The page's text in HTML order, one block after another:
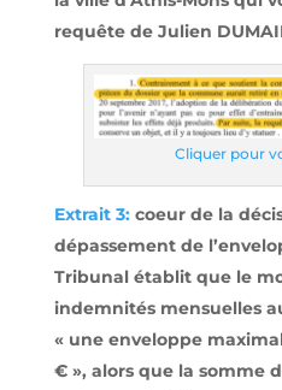
requête de Julien
Cliquer pour
Extrait 3:coeur de la
dépassement de
Tribunal établit que le
indemnités mensuelles
« une enveloppe
€ », alors que la somme